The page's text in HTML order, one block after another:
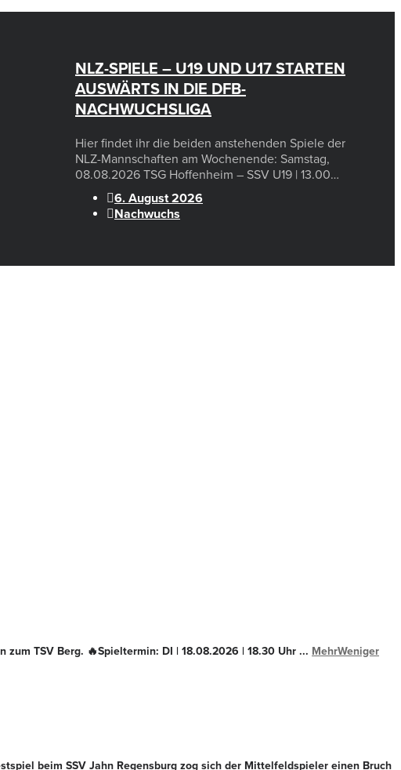
NLZ-SPIELE – U19 UND U17 STARTEN
AUSWÄRTS IN DIE DFB-
NACHWUCHSLIGA
Hier findet ihr die beiden anstehenden Spiele der
NLZ-Mannschaften am Wochenende: Samstag,
08.08.2026 TSG Hoffenheim – SSV U19 | 13.00…
6. August 2026
Nachwuchs
zum TSV Berg. 🔥Spieltermin: DI | 18.08.2026 | 18.30 Uhr ... MehrWeniger
beim SSV Jahn Regensburg zog sich der Mittelfeldspieler einen Bruch